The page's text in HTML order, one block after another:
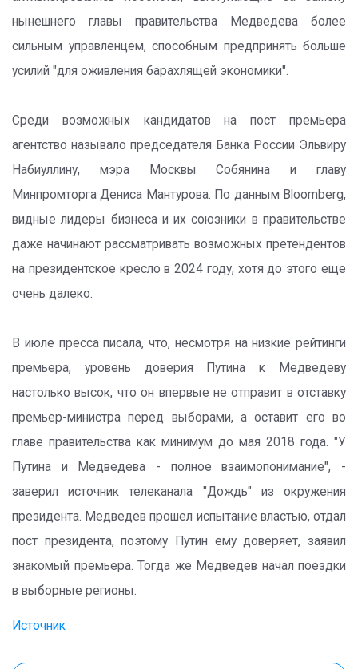
нынешнего главы правительства Медведева более
сильным управленцем, способным предпринять больше
усилий "для оживления барахлящей экономики".
Среди возможных кандидатов на пост премьера
агентство называло председателя Банка России Эльвиру
Набиуллину, мэра Москвы Собянина и главу
Минпромторга Дениса Мантурова. По данным Bloomberg,
видные лидеры бизнеса и их союзники в правительстве
даже начинают рассматривать возможных претендентов
на президентское кресло в 2024 году, хотя до этого еще
очень далеко.
В июле пресса писала, что, несмотря на низкие рейтинги
премьера, уровень доверия Путина к Медведеву
настолько высок, что он впервые не отправит в отставку
премьер-министра перед выборами, а оставит его во
главе правительства как минимум до мая 2018 года. "У
Путина и Медведева - полное взаимопонимание", -
заверил источник телеканала "Дождь" из окружения
президента. Медведев прошел испытание властью, отдал
пост президента, поэтому Путин ему доверяет, заявил
знакомый премьера. Тогда же Медведев начал поездки
в выборные регионы.
Источник